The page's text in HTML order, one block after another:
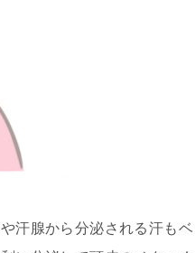
汗腺から分泌される汗も